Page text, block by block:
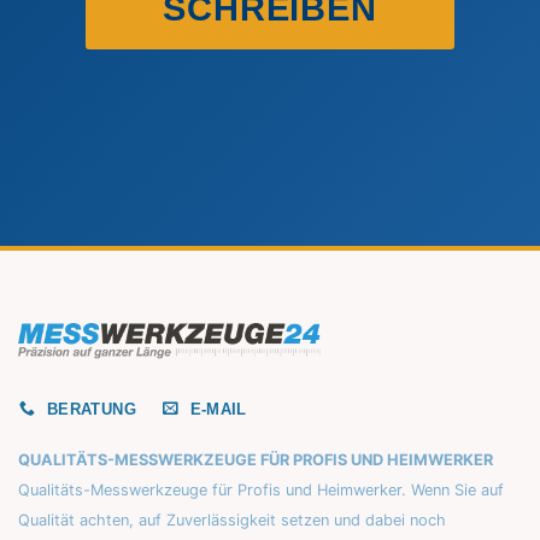
SCHREIBEN
BERATUNG E-MAIL
QUALITÄTS-MESSWERKZEUGE FÜR PROFIS UND HEIMWERKER
Qualitäts-Messwerkzeuge für Profis und Heimwerker. Wenn Sie auf
Qualität achten, auf Zuverlässigkeit setzen und dabei noch